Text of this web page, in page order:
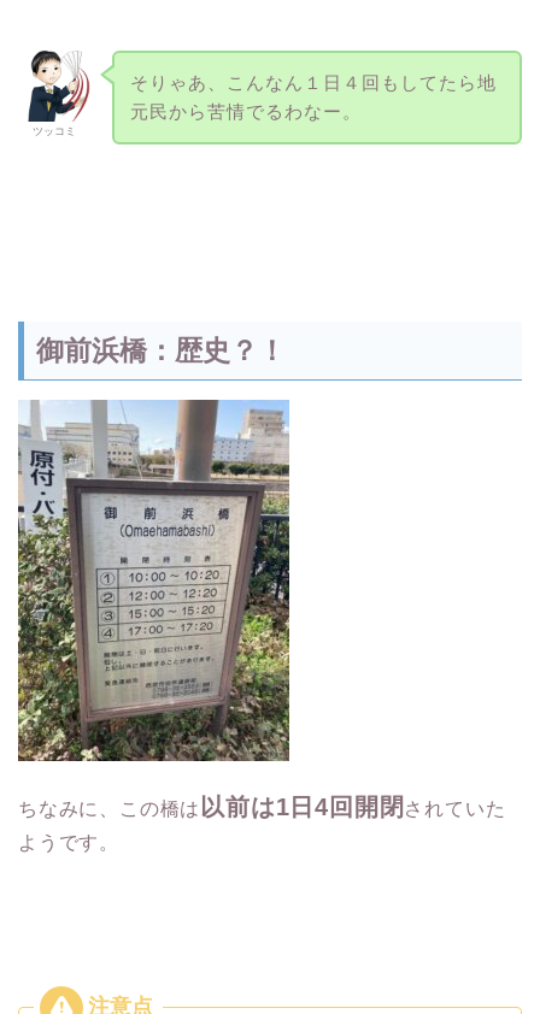
ツッコミ
そりゃあ、こんなん１日４回もしてたら地
元民から苦情でるわなー。
御前浜橋：歴史？！
ちなみに、この橋は 以前は1 日4 回開閉 されていた
ようです。